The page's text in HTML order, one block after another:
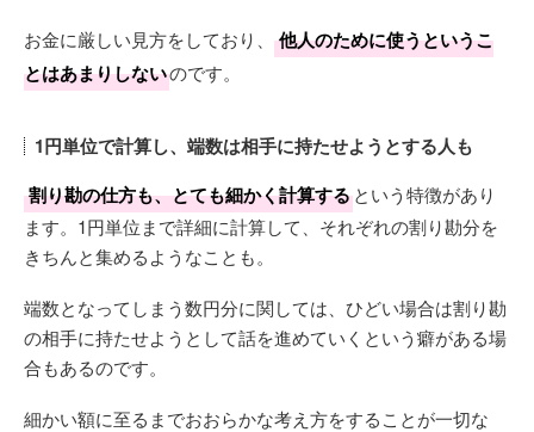
お金に厳しい見方をしており、
他人のために使うというこ
とはあまりしないのです。
1円単位で計算し、端数は相手に持たせようとする人も
割り勘の仕方も、とても細かく計算するという特徴があり
ます。1円単位まで詳細に計算して、それぞれの割り勘分を
きちんと集めるようなことも。
端数となってしまう数円分に関しては、ひどい場合は割り勘
の相手に持たせようとして話を進めていくという癖がある場
合もあるのです。
細かい額に至るまでおおらかな考え方をすることが一切な